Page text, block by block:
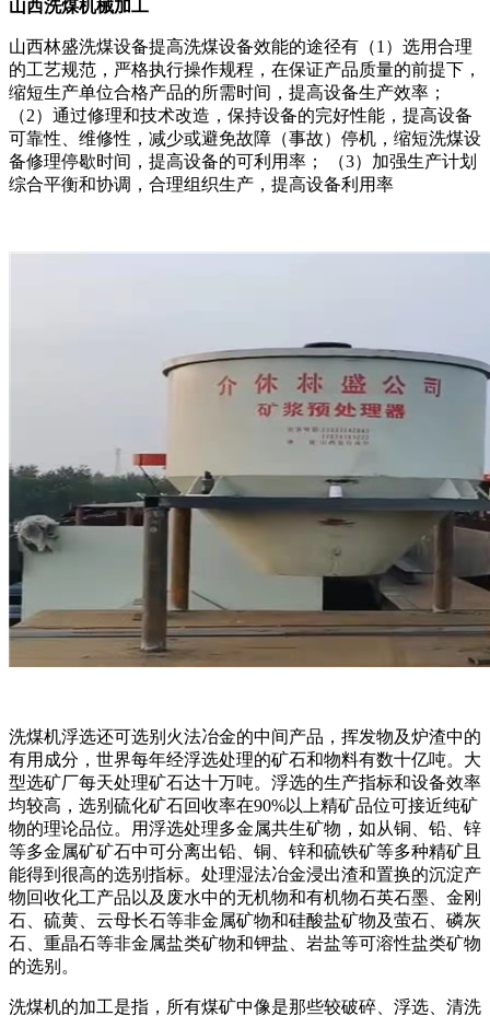
山西洗煤机械加工
山西林盛洗煤设备提高洗煤设备效能的途径有（1）选用合理
的工艺规范，严格执行操作规程，在保证产品质量的前提下，
缩短生产单位合格产品的所需时间，提高设备生产效率；
（2）通过修理和技术改造，保持设备的完好性能，提高设备
可靠性、维修性，减少或避免故障（事故）停机，缩短洗煤设
备修理停歇时间，提高设备的可利用率； （3）加强生产计划
综合平衡和协调，合理组织生产，提高设备利用率
洗煤机浮选还可选别火法冶金的中间产品，挥发物及炉渣中的
有用成分，世界每年经浮选处理的矿石和物料有数十亿吨。大
型选矿厂每天处理矿石达十万吨。浮选的生产指标和设备效率
均较高，选别硫化矿石回收率在90%以上精矿品位可接近纯矿
物的理论品位。用浮选处理多金属共生矿物，如从铜、铅、锌
等多金属矿矿石中可分离出铅、铜、锌和硫铁矿等多种精矿且
能得到很高的选别指标。处理湿法冶金浸出渣和置换的沉淀产
物回收化工产品以及废水中的无机物和有机物石英石墨、金刚
石、硫黄、云母长石等非金属矿物和硅酸盐矿物及萤石、磷灰
石、重晶石等非金属盐类矿物和钾盐、岩盐等可溶性盐类矿物
的选别。
洗煤机的加工是指，所有煤矿中像是那些较破碎、浮选、清洗